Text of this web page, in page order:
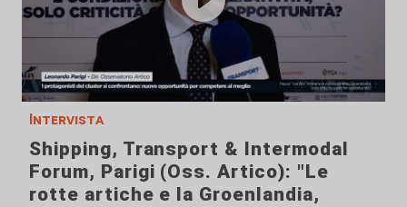
Intervista
Shipping, Transport & Intermodal
Forum, Parigi (Oss. Artico): "Le
rotte artiche e la Groenlandia,